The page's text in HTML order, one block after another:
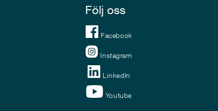
Följ oss
Facebook
Instagram
LinkedIn
Youtube